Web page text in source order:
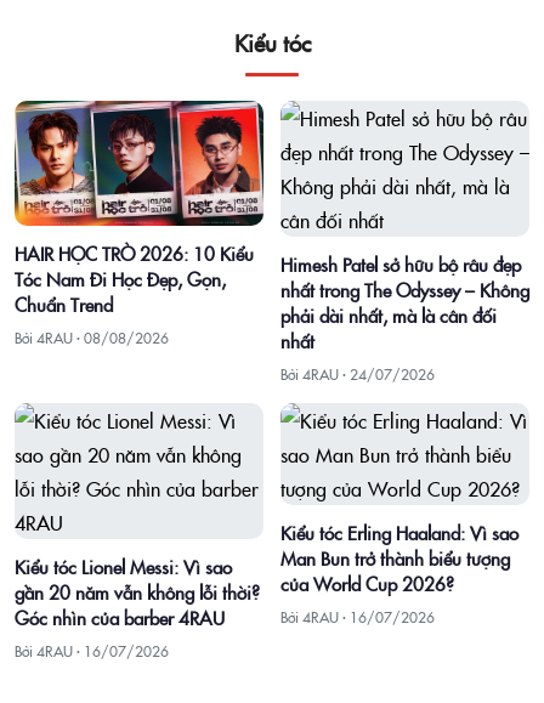
Kiểu tóc
HAIR HỌC TRÒ 2026: 10 Kiểu
Tóc Nam Đi Học Đẹp, Gọn,
Chuẩn Trend
Bởi 4RAU ·08/08/2026
Himesh Patel sở hữu bộ râu đẹp
nhất trong The Odyssey – Không
phải dài nhất, mà là cân đối
nhất
Bởi 4RAU · 24/07/2026
Kiểu tóc Lionel Messi: Vì sao
gần 20 năm vẫn không lỗi thời?
Góc nhìn của barber 4RAU
Bởi 4RAU · 16/07/2026
Kiểu tóc Erling Haaland: Vì sao
Man Bun trở thành biểu tượng
của World Cup 2026?
Bởi 4RAU · 16/07/2026